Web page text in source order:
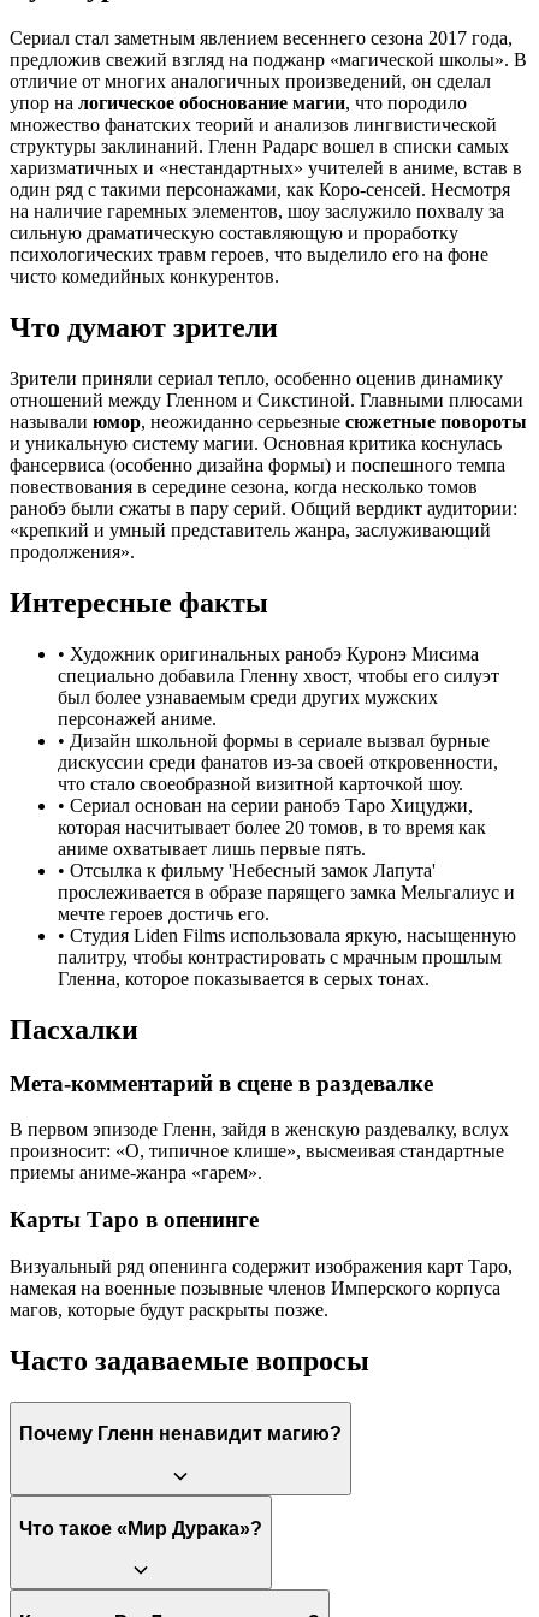
Сериал стал заметным явлением весеннего сезона 2017 года,
предложив свежий взгляд на поджанр «магической школы». В
отличие от многих аналогичных произведений, он сделал
упор на логическое обоснование магии, что породило
множество фанатских теорий и анализов лингвистической
структуры заклинаний. Гленн Радарс вошел в списки самых
харизматичных и «нестандартных» учителей в аниме, встав в
один ряд с такими персонажами, как Коро-сенсей. Несмотря
на наличие гаремных элементов, шоу заслужило похвалу за
сильную драматическую составляющую и проработку
психологических травм героев, что выделило его на фоне
чисто комедийных конкурентов.
Что думают зрители
Зрители приняли сериал тепло, особенно оценив динамику
отношений между Гленном и Сикстиной. Главными плюсами
называли юмор, неожиданно серьезные сюжетные повороты
и уникальную систему магии. Основная критика коснулась
фансервиса (особенно дизайна формы) и поспешного темпа
повествования в середине сезона, когда несколько томов
ранобэ были сжаты в пару серий. Общий вердикт аудитории:
«крепкий и умный представитель жанра, заслуживающий
продолжения».
Интересные факты
• Художник оригинальных ранобэ Куронэ Мисима
специально добавила Гленну хвост, чтобы его силуэт
был более узнаваемым среди других мужских
персонажей аниме.
• Дизайн школьной формы в сериале вызвал бурные
дискуссии среди фанатов из-за своей откровенности,
что стало своеобразной визитной карточкой шоу.
• Сериал основан на серии ранобэ Таро Хицуджи,
которая насчитывает более 20 томов, в то время как
аниме охватывает лишь первые пять.
• Отсылка к фильму 'Небесный замок Лапута'
прослеживается в образе парящего замка Мельгалиус и
мечте героев достичь его.
• Студия Liden Films использовала яркую, насыщенную
палитру, чтобы контрастировать с мрачным прошлым
Гленна, которое показывается в серых тонах.
Пасхалки
Мета-комментарий в сцене в раздевалке
В первом эпизоде Гленн, зайдя в женскую раздевалку, вслух
произносит: «О, типичное клише», высмеивая стандартные
приемы аниме-жанра «гарем».
Карты Таро в опенинге
Визуальный ряд опенинга содержит изображения карт Таро,
намекая на военные позывные членов Имперского корпуса
магов, которые будут раскрыты позже.
Часто задаваемые вопросы
Почему Гленн ненавидит магию?
Гленн разочаровался в магии после того, как она была
привела к гибели его напарницы Сары. Он увидел в ней лишь
средство для убийства и лишения человеческого достоинства.
Что такое «Мир Дурака»?